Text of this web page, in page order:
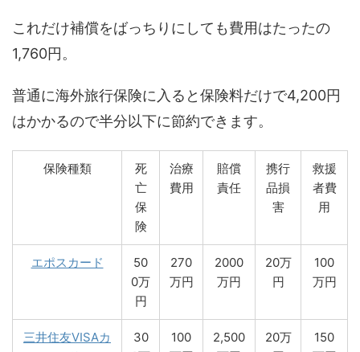
これだけ補償をばっちりにしても費用はたったの
1,760円。
普通に海外旅行保険に入ると保険料だけで4,200円
はかかるので半分以下に節約できます。
保険種類
死
亡
保
険
治療
費用
賠償
責任
携行
品損
害
救援
者費
用
エポスカード
50
0万
円
270
万円
2000
万円
20万
円
100
万円
三井住友VISAカ
30
100
2,500
20万
150